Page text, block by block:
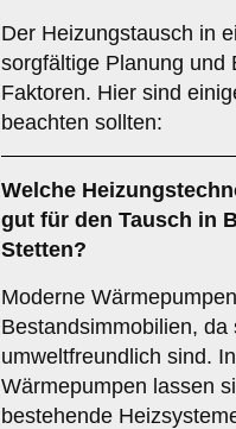
Der Heizungstausch in
sorgfältige Planung und
Faktoren. Hier sind
beachten sollten:
Welche
gut für den Tausch in
Stetten?
Moderne
Bestandsimmobilien,
umweltfreundlich sind.
Wärmepumpen lassen
bestehende